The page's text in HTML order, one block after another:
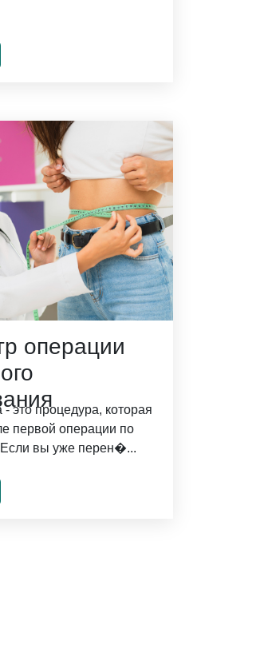
операции
- это процедура, которая
первой операции по
вы уже перен�...